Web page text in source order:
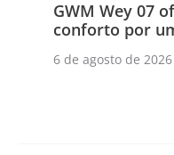
GWM Wey 07
conforto por
6 de agosto de 2026